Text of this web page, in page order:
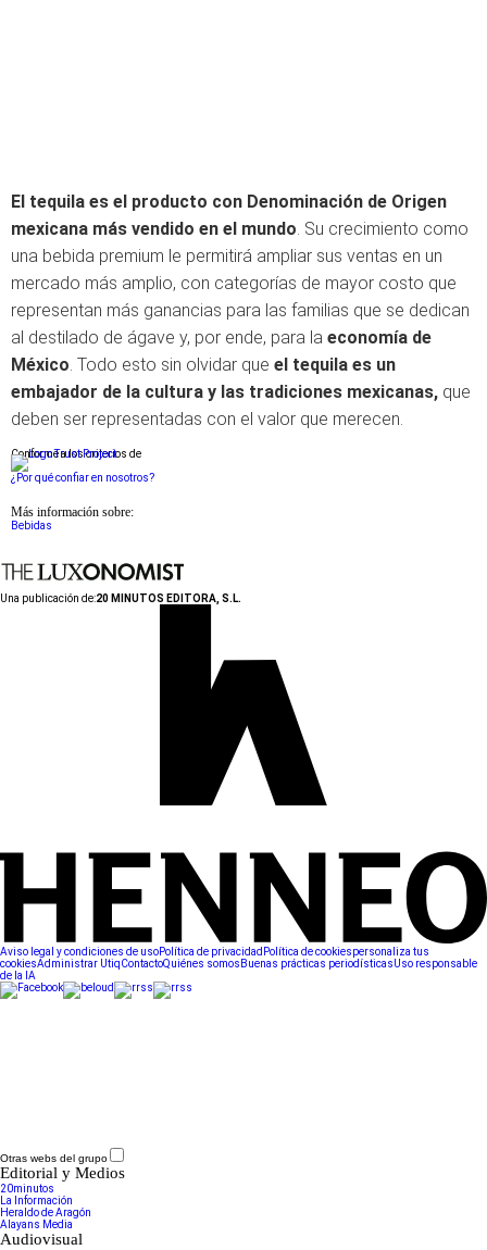
El tequila es el producto con Denominación de Origen
mexicana más vendido en el mundo. Su crecimiento como
una bebida premium le permitirá ampliar sus ventas en un
mercado más amplio, con categorías de mayor costo que
representan más ganancias para las familias que se dedican
al destilado de ágave y, por ende, para la economía de
México. Todo esto sin olvidar que el tequila es un
embajador de la cultura y las tradiciones mexicanas, que
deben ser representadas con el valor que merecen.
Conforme a los criterios de
¿Por qué confiar en nosotros?
Más información sobre:
Bebidas
Una publicación de:20 MINUTOS EDITORA, S.L.
Aviso legal y condiciones de usoPolítica de privacidad Política de cookiespersonaliza tus
cookiesAdministrar UtiqContactoQuiénes somos Buenas prácticas periodísticasUso responsable
de la IA
Otras webs del grupo
Editorial y Medios
20minutos
La Información
Heraldo de Aragón
Alayans Media
Audiovisual